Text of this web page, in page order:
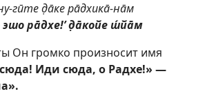
гӣте д̣āке рāдхикā-нāм
эшо рāдхе!’ д̣āкойе ш́йāм
Он громко произносит имя
Иди сюда, о Радхе!» —